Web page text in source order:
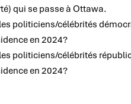
qui se passe à Ottawa.
politiciens/célébrités
en 2024?
politiciens/célébrités
en 2024?